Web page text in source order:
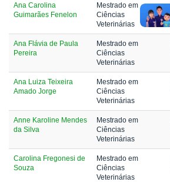
Ana Carolina
Guimarães Fenelon
Mestrado em
Ciências
Veterinárias
Ana Flávia de Paula
Pereira
Mestrado em
Ciências
Veterinárias
Ana Luiza Teixeira
Amado Jorge
Mestrado em
Ciências
Veterinárias
Anne Karoline Mendes
da Silva
Mestrado em
Ciências
Veterinárias
Carolina Fregonesi de
Souza
Mestrado em
Ciências
Veterinárias